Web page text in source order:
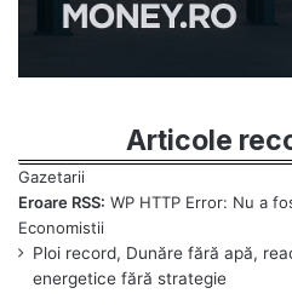
Articole
Eroare RSS: WP HTTP Error: Nu a
Ploi record, Dunăre fără apă,
energetice fără strategie